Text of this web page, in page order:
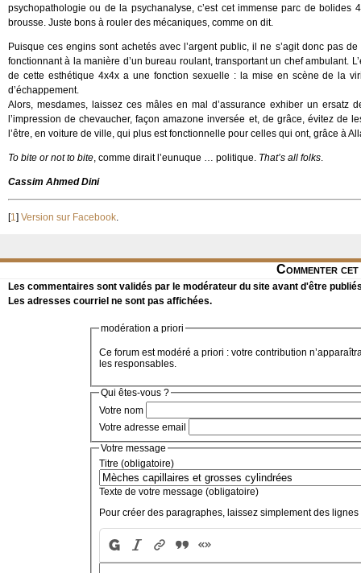
psychopathologie ou de la psychanalyse, c’est cet immense parc de bolides
brousse. Juste bons à rouler des mécaniques, comme on dit.
Puisque ces engins sont achetés avec l’argent public, il ne s’agit donc pas
fonctionnant à la manière d’un bureau roulant, transportant un chef ambulant.
de cette esthétique 4x4x a une fonction sexuelle : la mise en scène de la
d’échappement.
Alors, mesdames, laissez ces mâles en mal d’assurance exhiber un ersatz
l’impression de chevaucher, façon amazone inversée et, de grâce, évitez de
l’être, en voiture de ville, qui plus est fonctionnelle pour celles qui ont, grâce à
To bite or not to bite, comme dirait l’eunuque … politique. That’s all folks.
Cassim Ahmed Dini
[1] Version sur Facebook.
Commenter
Les commentaires sont validés par le modérateur du site avant d'être
Les adresses courriel ne sont pas affichées.
modération a priori
Ce forum est modéré a priori : votre contribution
les responsables.
Qui êtes-vous ?
Votre nom
Votre adresse email
Votre message
Titre (obligatoire)
Texte de votre message (obligatoire)
Pour créer des paragraphes, laissez simplement des lignes